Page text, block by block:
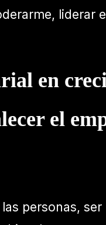
liderar
en
el
personas,